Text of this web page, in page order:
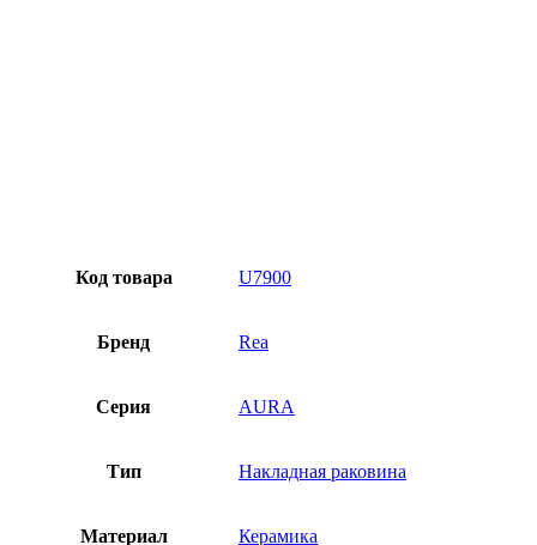
Код товара U7900
Бренд Rea
Серия AURA
Тип Накладная раковина
Материал Керамика